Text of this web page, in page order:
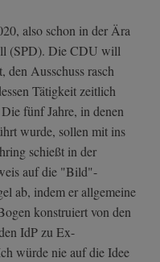
also schon in der Ära
(SPD). Die CDU will
den Ausschuss rasch
Tätigkeit zeitlich
fünf Jahre, in denen
wurde, sollen mit ins
schießt in der
auf die "Bild"-
ab, indem er allgemeine
konstruiert von den
IdP zu Ex-
würde nie auf die Idee